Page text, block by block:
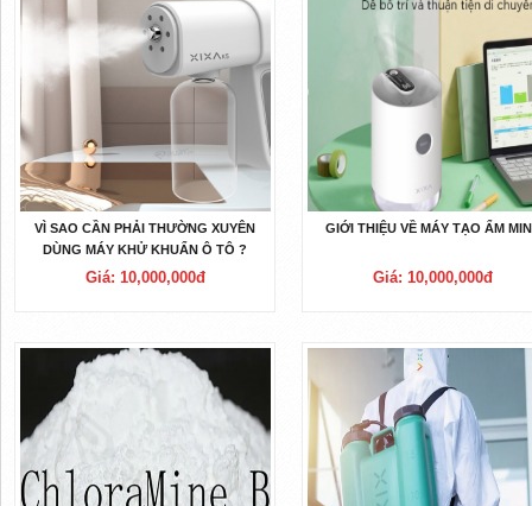
VÌ SAO CẦN PHẢI THƯỜNG XUYÊN
DÙNG MÁY KHỬ KHUẨN Ô TÔ ?
Giá: 10,000,000đ
GIỚI THIỆU VỀ MÁY TẠO ẨM
Giá: 10,000,000đ